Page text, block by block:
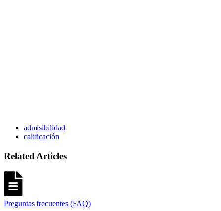
admisibilidad
calificación
Related Articles
Preguntas frecuentes (FAQ)